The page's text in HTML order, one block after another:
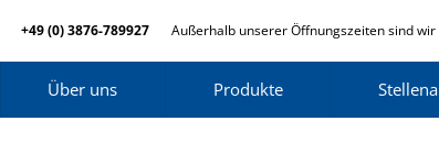
+49 (0) 3876-789927 Außerhalb unserer Öffnungszeiten sind
Über uns Produkte